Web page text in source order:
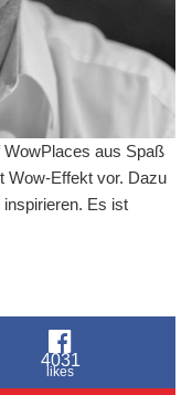
WowPlaces aus Spaß
Wow-Effekt vor. Dazu
inspirieren. Es ist
4031
likes